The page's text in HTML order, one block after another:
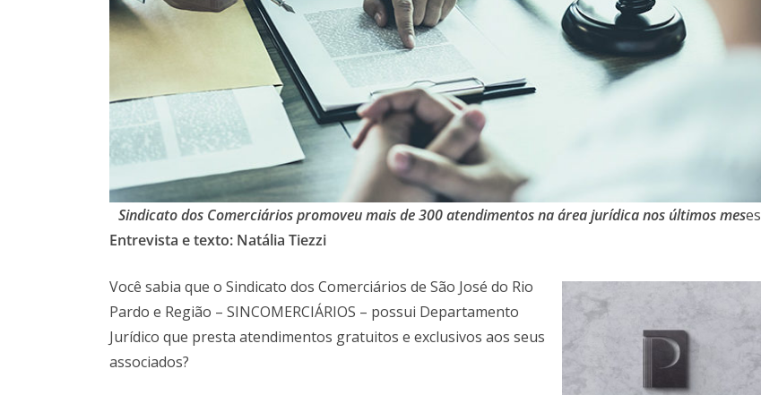
Sindicato dos Comerciários promoveu mais de 300 atendimentos na área jurídica nos últimos meses
Entrevista e texto: Natália Tiezzi
Você sabia que o Sindicato dos Comerciários de São José do Rio
Pardo e Região – SINCOMERCIÁRIOS – possui Departamento
Jurídico que presta atendimentos gratuitos e exclusivos aos seus
associados?